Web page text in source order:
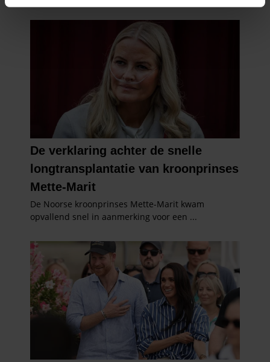
intrekken in de Cookieverklaring.
We gebruiken cookies om content en advertenties te
personaliseren, om functies voor social media te bieden
en om ons websiteverkeer te analyseren. Ook delen we
informatie over uw gebruik van onze site met onze
partners voor social media, adverteren en analyse. Deze
partners kunnen deze gegevens combineren met andere
informatie die u aan ze heeft verstrekt of die ze hebben
verzameld op basis van uw gebruik van hun services. U
gaat akkoord met onze cookies als u onze website blijft
gebruiken.